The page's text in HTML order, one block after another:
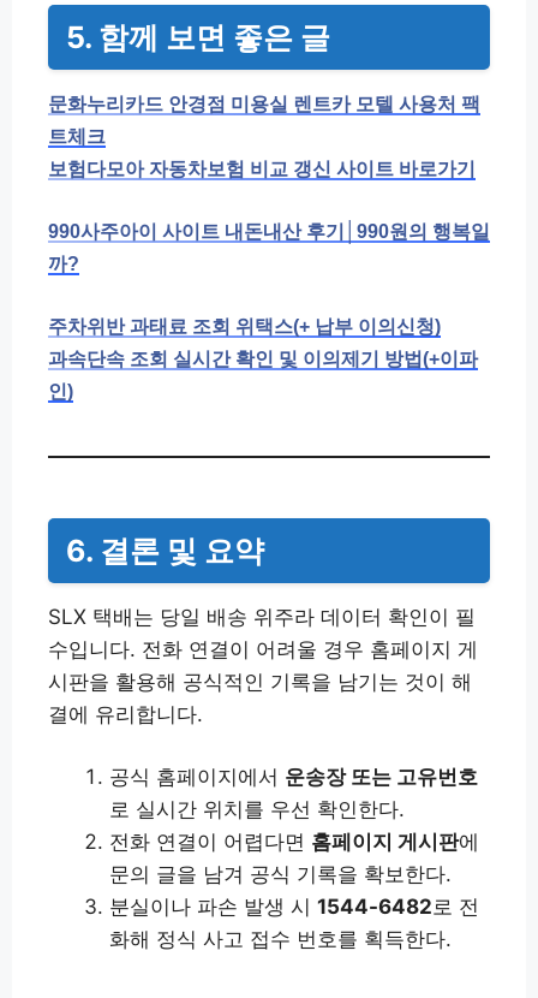
5. 함께 보면 좋은 글
문화누리카드 안경점 미용실 렌트카 모텔 사용처 팩
트체크
보험다모아 자동차보험 비교 갱신 사이트 바로가기
990사주아이 사이트 내돈내산 후기│990원의 행복일
까?
주차위반 과태료 조회 위택스(+ 납부 이의신청)
과속단속 조회 실시간 확인 및 이의제기 방법(+이파
인)
6. 결론 및 요약
SLX 택배는 당일 배송 위주라 데이터 확인이 필
수입니다. 전화 연결이 어려울 경우 홈페이지 게
시판을 활용해 공식적인 기록을 남기는 것이 해
결에 유리합니다.
공식 홈페이지에서 운송장 또는 고유번호
로 실시간 위치를 우선 확인한다.
전화 연결이 어렵다면 홈페이지 게시판에
문의 글을 남겨 공식 기록을 확보한다.
분실이나 파손 발생 시 1544-6482로 전
화해 정식 사고 접수 번호를 획득한다.